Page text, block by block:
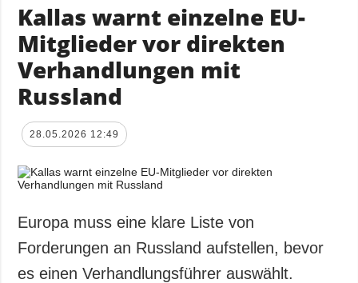
Kallas warnt einzelne EU-
Mitglieder vor direkten
Verhandlungen mit
Russland
28.05.2026 12:49
Europa muss eine klare Liste von
Forderungen an Russland aufstellen, bevor
es einen Verhandlungsführer auswählt.